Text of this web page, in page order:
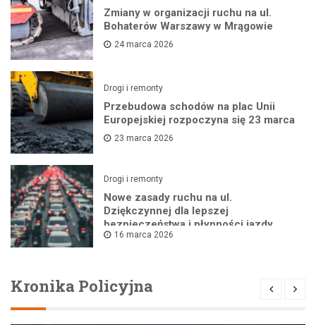
Zmiany w organizacji ruchu na ul.
Bohaterów Warszawy w Mrągowie
24 marca 2026
Drogi i remonty
Przebudowa schodów na plac Unii
Europejskiej rozpoczyna się 23 marca
23 marca 2026
Drogi i remonty
Nowe zasady ruchu na ul.
Dziękczynnej dla lepszej
bezpieczeństwa i płynności jazdy
16 marca 2026
Kronika Policyjna